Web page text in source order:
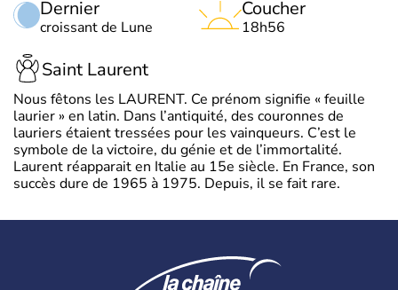
Dernier
croissant de Lune
Coucher
18h56
Saint Laurent
Nous fêtons les LAURENT. Ce prénom signifie « feuille
laurier » en latin. Dans l’antiquité, des couronnes de
lauriers étaient tressées pour les vainqueurs. C’est le
symbole de la victoire, du génie et de l’immortalité.
Laurent réapparait en Italie au 15e siècle. En France, son
succès dure de 1965 à 1975. Depuis, il se fait rare.